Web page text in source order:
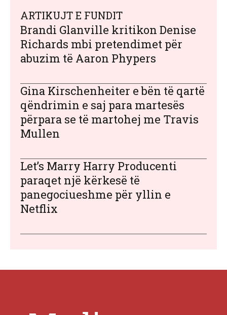
ARTIKUJT E FUNDIT
Brandi Glanville kritikon Denise
Richards mbi pretendimet për
abuzim të Aaron Phypers
Gina Kirschenheiter e bën të qartë
qëndrimin e saj para martesës
përpara se të martohej me Travis
Mullen
Let’s Marry Harry Producenti
paraqet një kërkesë të
panegociueshme për yllin e
Netflix